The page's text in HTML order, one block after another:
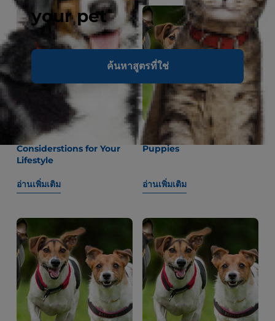
your pet
ค้นหาสูตรที่ใช่
Cat Personalities:
Considerstions for Your
Lifestyle
อ่านเพิ่มเติม
Common Health Issues in
Puppies
อ่านเพิ่มเติม